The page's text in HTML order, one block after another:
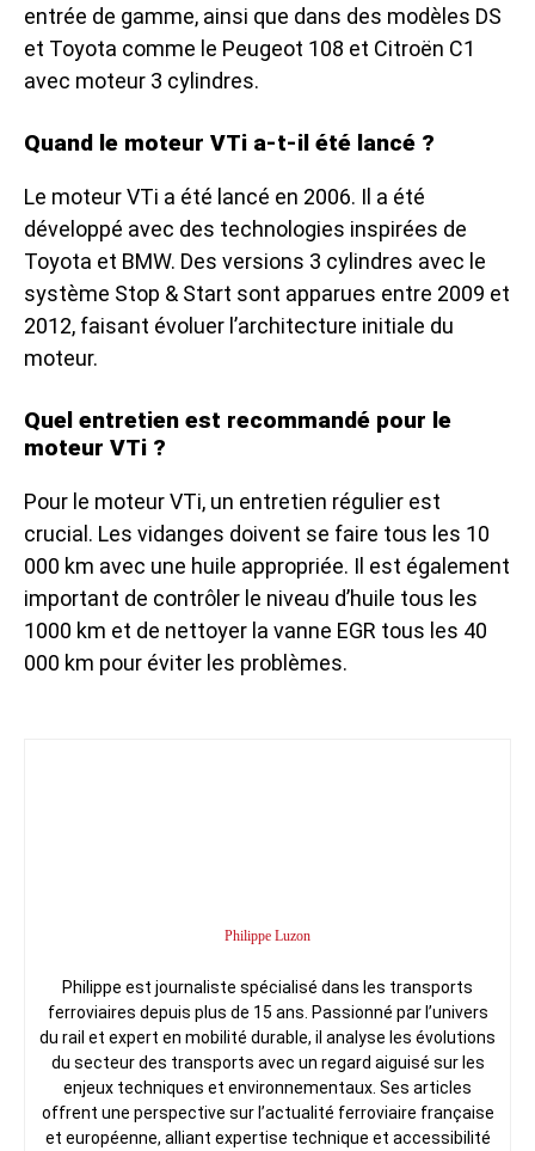
entrée de gamme, ainsi que dans des modèles DS
et Toyota comme le Peugeot 108 et Citroën C1
avec moteur 3 cylindres.
Quand le moteur VTi a-t-il été lancé ?
Le moteur VTi a été lancé en 2006. Il a été
développé avec des technologies inspirées de
Toyota et BMW. Des versions 3 cylindres avec le
système Stop & Start sont apparues entre 2009 et
2012, faisant évoluer l’architecture initiale du
moteur.
Quel entretien est recommandé pour le
moteur VTi ?
Pour le moteur VTi, un entretien régulier est
crucial. Les vidanges doivent se faire tous les 10
000 km avec une huile appropriée. Il est également
important de contrôler le niveau d’huile tous les
1000 km et de nettoyer la vanne EGR tous les 40
000 km pour éviter les problèmes.
Philippe Luzon
Philippe est journaliste spécialisé dans les transports
ferroviaires depuis plus de 15 ans. Passionné par l’univers
du rail et expert en mobilité durable, il analyse les évolutions
du secteur des transports avec un regard aiguisé sur les
enjeux techniques et environnementaux. Ses articles
offrent une perspective sur l’actualité ferroviaire française
et européenne, alliant expertise technique et accessibilité